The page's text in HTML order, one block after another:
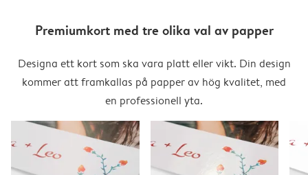
Premiumkort med tre olika val av papper
Designa ett kort som ska vara platt eller vikt. Din design
kommer att framkallas på papper av hög kvalitet, med
en professionell yta.